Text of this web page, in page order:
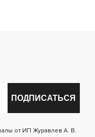
ПОДПИСАТЬСЯ
от ИП Журавлев А. В.